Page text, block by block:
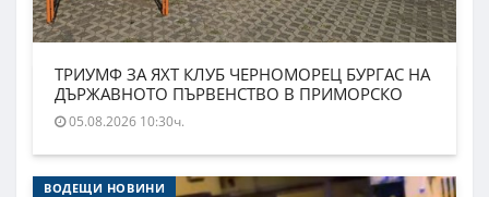
ТРИУМФ ЗА ЯХТ КЛУБ ЧЕРНОМОРЕЦ БУРГАС НА
ДЪРЖАВНОТО ПЪРВЕНСТВО В ПРИМОРСКО
05.08.2026 10:30ч.
ВОДЕЩИ НОВИНИ